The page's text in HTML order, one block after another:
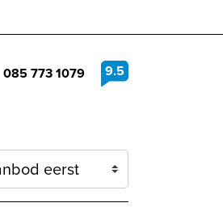
9.5
085 773 1079